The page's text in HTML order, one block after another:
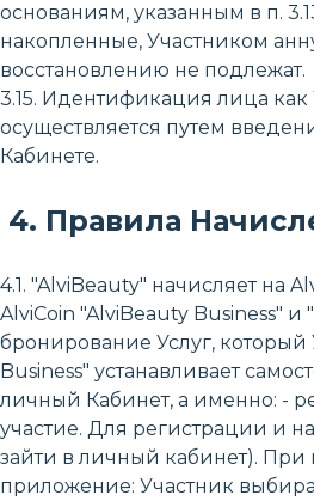
основаниям, указанным в п.
накопленные, Участником
восстановлению не подлежат.
3.15. Идентификация лица как
осуществляется путем
Кабинете.
4. Правила
4.1. "AlviBeauty" начисляет на
AlviCoin "AlviBeauty Business" и
бронирование Услуг, который
Business" устанавливает
личный Кабинет, а именно: -
участие. Для регистрации и
зайти в личный кабинет). При
приложение: Участник